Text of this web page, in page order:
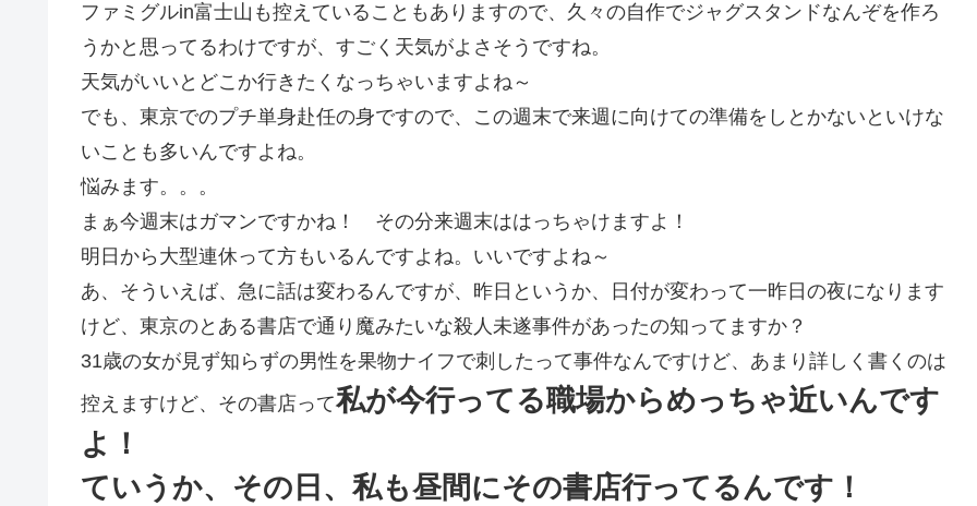
ファミグルin富士山も控えていることもありますので、久々の自作でジャグスタンドなんぞを作ろ
うかと思ってるわけですが、すごく天気がよさそうですね。
天気がいいとどこか行きたくなっちゃいますよね～
でも、東京でのプチ単身赴任の身ですので、この週末で来週に向けての準備をしとかないといけな
いことも多いんですよね。
悩みます。。。
まぁ今週末はガマンですかね！ その分来週末ははっちゃけますよ！
明日から大型連休って方もいるんですよね。いいですよね～
あ、そういえば、急に話は変わるんですが、昨日というか、日付が変わって一昨日の夜になります
けど、東京のとある書店で通り魔みたいな殺人未遂事件があったの知ってますか？
31歳の女が見ず知らずの男性を果物ナイフで刺したって事件なんですけど、あまり詳しく書くのは
控えますけど、その書店って私が今行ってる職場からめっちゃ近いんです
よ！
ていうか、その日、私も昼間にその書店行ってるんです！